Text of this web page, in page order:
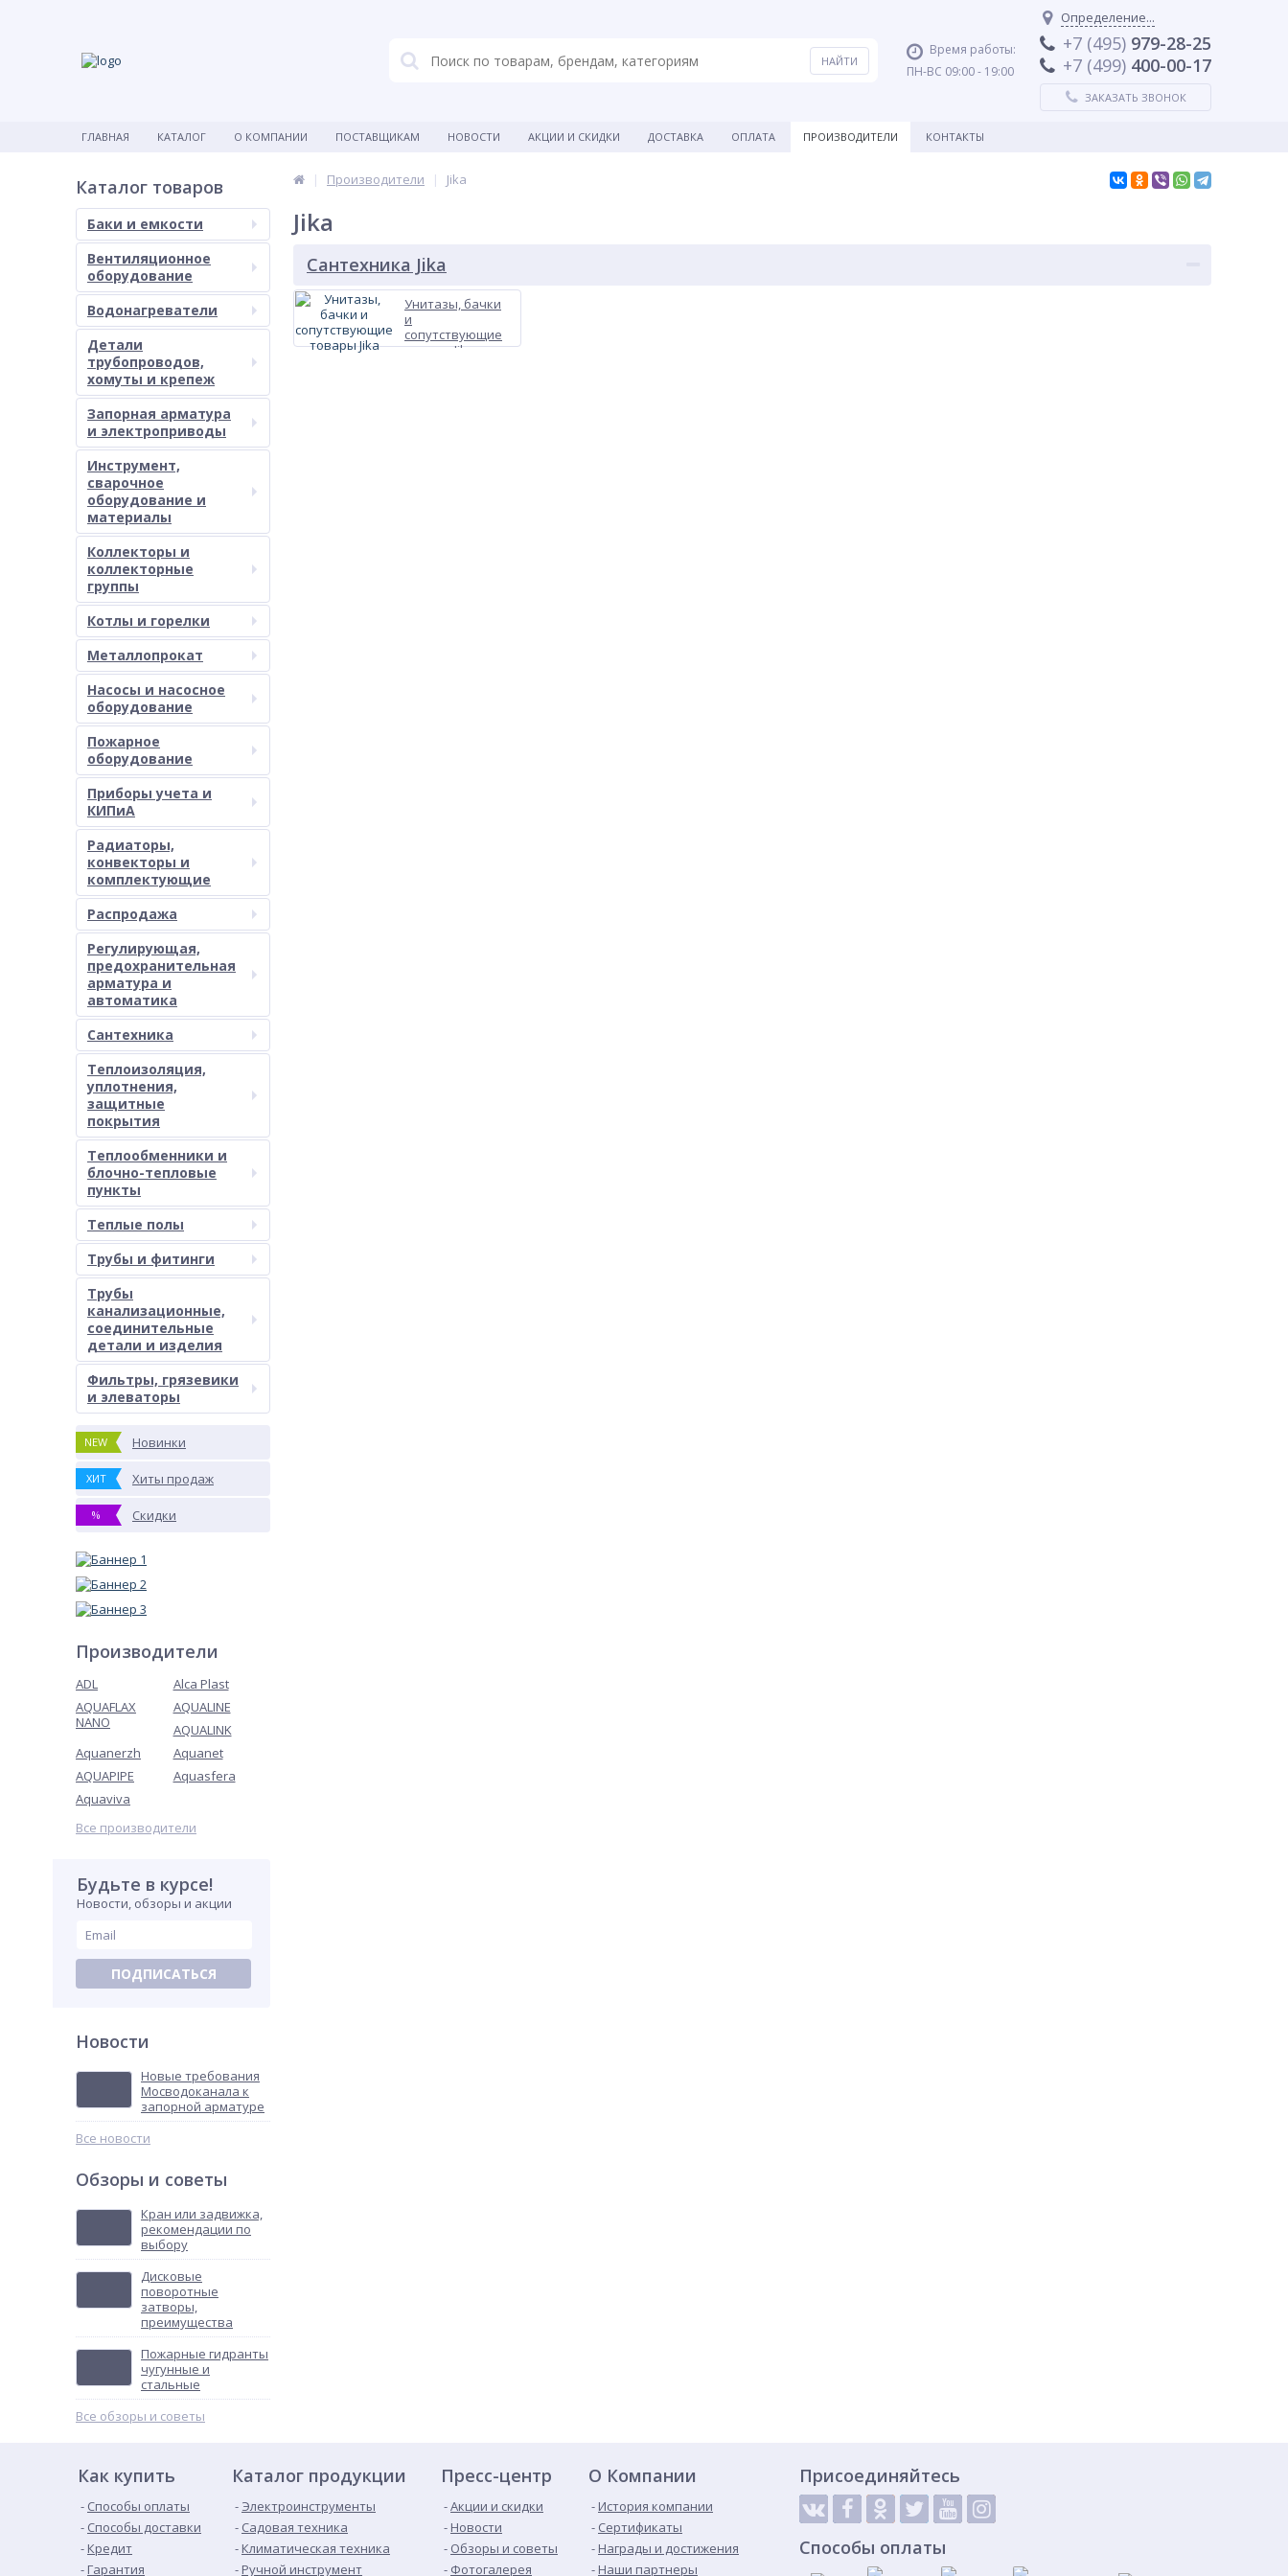
Время работы:
ПН-ВС 09:00 - 19:00
Определение...
+7 (495) 979-28-25
+7 (499) 400-00-17
ЗАКАЗАТЬ ЗВОНОК
ГЛАВНАЯ КАТАЛОГ О КОМПАНИИ ПОСТАВЩИКАМ НОВОСТИ АКЦИИ И СКИДКИ ДОСТАВКА ОПЛАТА ПРОИЗВОДИТЕЛИ КОНТАКТЫ
Каталог товаров
Баки и емкости
Вентиляционное
оборудование
Водонагреватели
Детали
трубопроводов,
хомуты и крепеж
Запорная арматура
и электроприводы
Инструмент,
сварочное
оборудование и
материалы
Коллекторы и
коллекторные
группы
Котлы и горелки
Металлопрокат
Насосы и насосное
оборудование
Пожарное
оборудование
Приборы учета и
КИПиА
Радиаторы,
конвекторы и
комплектующие
Распродажа
Регулирующая,
предохранительная
арматура и
автоматика
Сантехника
Теплоизоляция,
уплотнения,
защитные
покрытия
Теплообменники и
блочно-тепловые
пункты
Теплые полы
Трубы и фитинги
Трубы
канализационные,
соединительные
детали и изделия
Фильтры, грязевики
и элеваторы
NEW Новинки
ХИТ Хиты продаж
% Скидки
Производители
ADL
Alca Plast
AQUAFLAX
NANO
AQUALINE
AQUALINK
Aquanerzh
Aquanet
AQUAPIPE
Aquasfera
Aquaviva
Все производители
Будьте в курсе!
Новости, обзоры и акции
ПОДПИСАТЬСЯ
Новости
Новые требования
Мосводоканала к
запорной арматуре
Все новости
Обзоры и советы
Кран или задвижка,
рекомендации по
выбору
Дисковые
поворотные
затворы,
преимущества
Пожарные гидранты
чугунные и
стальные
Все обзоры и советы
Производители Jika
Jika
Сантехника Jika
Унитазы, бачки
и
сопутствующие
товары Jika
Как купить
Способы оплаты
Способы доставки
Кредит
Гарантия
Каталог продукции
Электроинструменты
Садовая техника
Климатическая техника
Ручной инструмент
Пресс-центр
Акции и скидки
Новости
Обзоры и советы
Фотогалерея
О Компании
История компании
Сертификаты
Награды и достижения
Наши партнеры
Присоединяйтесь
Способы оплаты